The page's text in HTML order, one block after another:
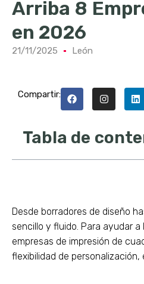
Arriba 8
en 2026
21/11/2025 León
Compartir:
Tabla de
Desde borradores de diseño
sencillo y fluido. Para ayudar
empresas de impresión de
flexibilidad de